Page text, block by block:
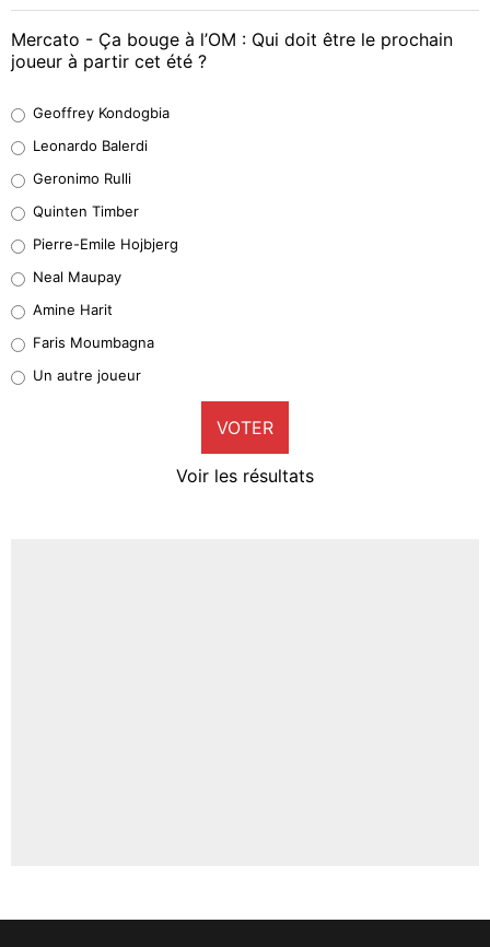
Mercato - Ça bouge à l’OM : Qui doit être le prochain
joueur à partir cet été ?
38%
32%
5%
1%
9%
Geoffrey Kondogbia
Leonardo Balerdi
Geronimo Rulli
Quinten Timber
Pierre-Emile Hojbjerg
Neal Maupay
Amine Harit
Faris Moumbagna
Un autre joueur
VOTER
Voir les résultats